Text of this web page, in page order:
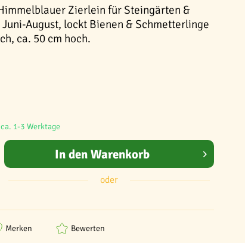
Zierlein für Steingärten &
August, lockt Bienen & Schmetterlinge
ca. 50 cm hoch.
1-3 Werktage
In den Warenkorb
oder
Merken Bewerten